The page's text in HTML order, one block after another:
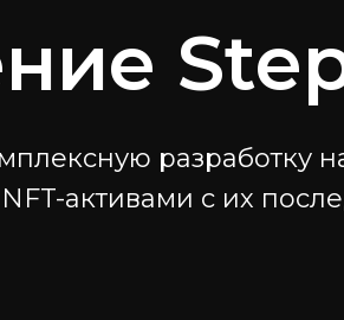
разработку
активами с их